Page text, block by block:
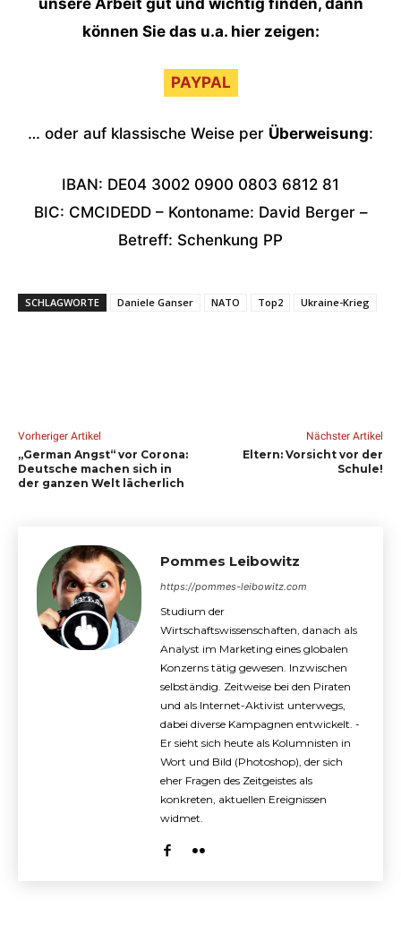
unsere Arbeit gut und wichtig finden, dann
können Sie das u.a. hier zeigen:
PAYPAL
… oder auf klassische Weise per Überweisung:
IBAN: DE04 3002 0900 0803 6812 81
BIC: CMCIDEDD – Kontoname: David Berger –
Betreff: Schenkung PP
SCHLAGWORTE Daniele Ganser NATO Top2 Ukraine-Krieg
Vorheriger Artikel
„German Angst“ vor Corona:
Deutsche machen sich in
der ganzen Welt lächerlich
Nächster Artikel
Eltern: Vorsicht vor der
Schule!
Pommes Leibowitz
https://pommes-leibowitz.com
Studium der
Wirtschaftswissenschaften, danach als
Analyst im Marketing eines globalen
Konzerns tätig gewesen. Inzwischen
selbständig. Zeitweise bei den Piraten
und als Internet-Aktivist unterwegs,
dabei diverse Kampagnen entwickelt. -
Er sieht sich heute als Kolumnisten in
Wort und Bild (Photoshop), der sich
eher Fragen des Zeitgeistes als
konkreten, aktuellen Ereignissen
widmet.